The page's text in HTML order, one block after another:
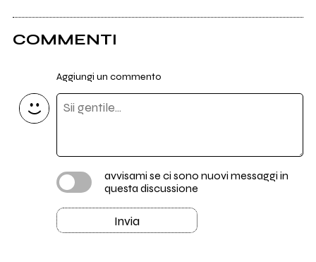
COMMENTI
Aggiungi un commento
avvisami se ci sono nuovi messaggi in
questa discussione
Invia